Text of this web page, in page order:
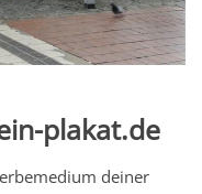
plakat.de
deiner